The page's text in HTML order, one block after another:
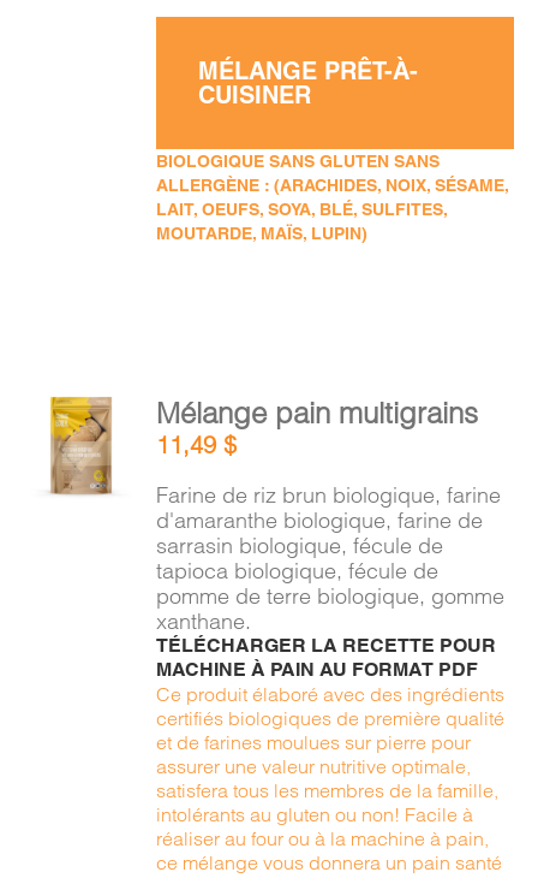
MÉLANGE PRÊT-À-
CUISINER
BIOLOGIQUE SANS GLUTEN SANS
ALLERGÈNE : (ARACHIDES, NOIX, SÉSAME,
LAIT, OEUFS, SOYA, BLÉ, SULFITES,
MOUTARDE, MAÏS, LUPIN)
AJOUTER
AU
PANIER
Mélange pain multigrains
11,49$
Farine de riz brun biologique, farine
d'amaranthe biologique, farine de
sarrasin biologique, fécule de
tapioca biologique, fécule de
pomme de terre biologique, gomme
xanthane.
TÉLÉCHARGER LA RECETTE POUR
MACHINE À PAIN AU FORMAT PDF
Ce produit élaboré avec des ingrédients
certifiés biologiques de première qualité
et de farines moulues sur pierre pour
assurer une valeur nutritive optimale,
satisfera tous les membres de la famille,
intolérants au gluten ou non! Facile à
réaliser au four ou à la machine à pain,
ce mélange vous donnera un pain santé